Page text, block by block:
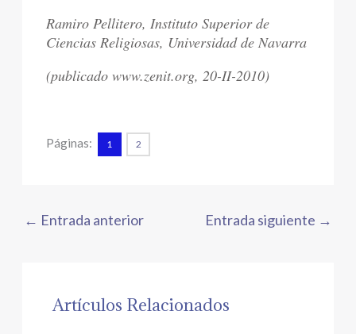
Ramiro Pellitero, Instituto Superior de
Ciencias Religiosas, Universidad de Navarra
(publicado www.zenit.org, 20-II-2010)
Páginas: 1 2
← Entrada anterior Entrada siguiente →
Artículos Relacionados